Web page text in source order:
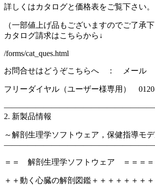
詳しくはカタログと価格表をご覧下さい。
（一部値上げ品もございますのでご了承下
カタログ請求はこちらから↓
/forms/cat_ques.html
お問合せはどうぞこちらへ ： メール
フリーダイヤル（ユーザー様専用）
2. 新製品情報
～解剖生理学ソフトウェア，保健指導モデ
＝＝ 解剖生理学ソフトウェア ＝＝＝＝
＋＋動く心臓の解剖図鑑＋＋＋＋＋＋＋